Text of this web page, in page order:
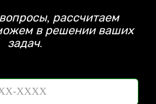
рассчитаем
в решении ваших
задач.